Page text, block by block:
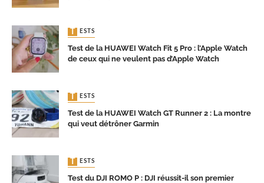
TESTS
Test de la HUAWEI Watch Fit 5 Pro : l’Apple Watch
de ceux qui ne veulent pas d’Apple Watch
TESTS
Test de la HUAWEI Watch GT Runner 2 : La montre
qui veut détrôner Garmin
TESTS
Test du DJI ROMO P : DJI réussit-il son premier